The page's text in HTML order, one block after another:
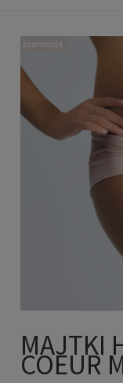
promocja
MAJTKI
COEUR